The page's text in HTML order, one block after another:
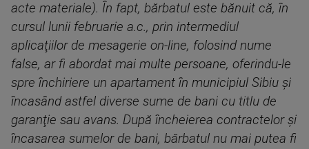
acte materiale). În fapt, bărbatul este bănuit că, în
cursul lunii februarie a.c., prin intermediul
aplicaţiilor de mesagerie on-line, folosind nume
false, ar fi abordat mai multe persoane, oferindu-le
spre închiriere un apartament în municipiul Sibiu şi
încasând astfel diverse sume de bani cu titlu de
garanţie sau avans. După încheierea contractelor şi
încasarea sumelor de bani, bărbatul nu mai putea fi